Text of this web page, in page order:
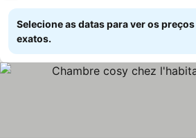
Selecione as datas para ver os preços
exatos.